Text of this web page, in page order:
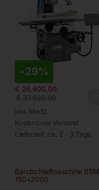
-29%
€ 26.400,00
€37.020,00
inkl. MwSt.
Kostenloser Versand
Lieferzeit: ca. 2 - 3 Tage
Bandschleifmaschine BSM
150×2000